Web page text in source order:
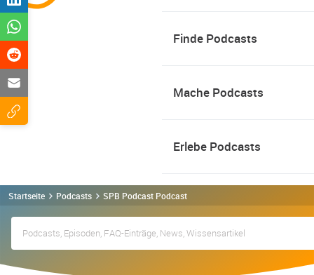
Finde Podcasts
Mache Podcasts
Erlebe Podcasts
Startseite Podcasts SPB Podcast Podcast